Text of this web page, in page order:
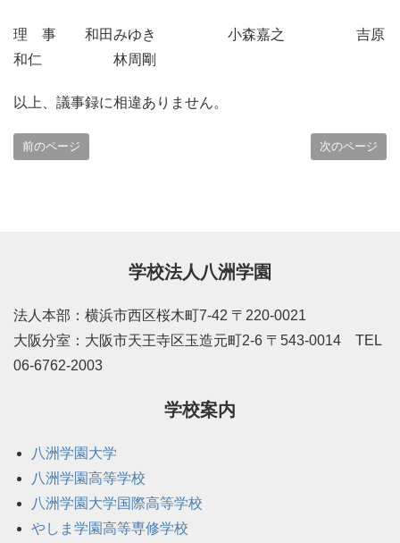
理 事 和田みゆき 小森嘉之 吉原
和仁 林周剛
以上、議事録に相違ありません。
前のページ 次のページ
学校法人八洲学園
法人本部：横浜市西区桜木町7-42 〒220-0021
大阪分室：大阪市天王寺区玉造元町2-6 〒543-0014 TEL
06-6762-2003
学校案内
八洲学園大学
八洲学園高等学校
八洲学園大学国際高等学校
やしま学園高等専修学校